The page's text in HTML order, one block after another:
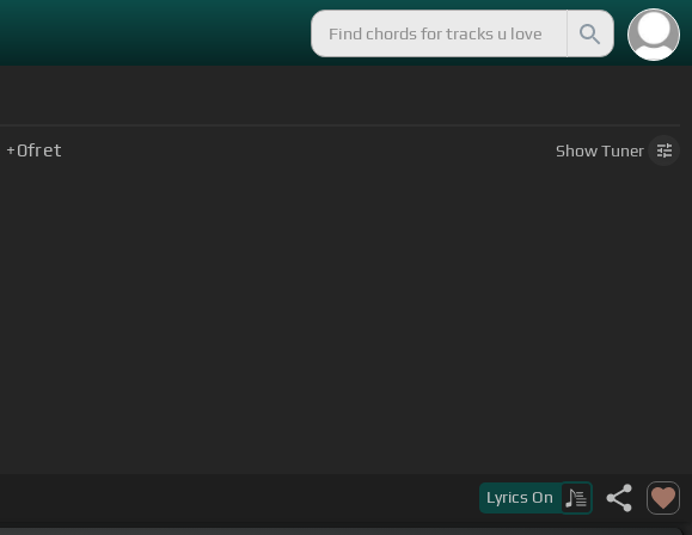
+0fret ShowTuner
Lyrics On